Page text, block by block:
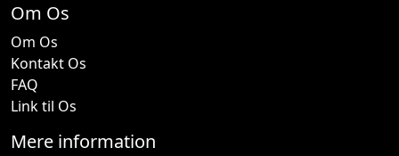
Om Os
Om Os
Kontakt Os
FAQ
Link til Os
Mere information